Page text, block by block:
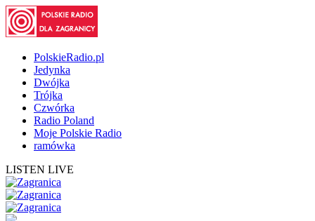
PolskieRadio.pl
Jedynka
Dwójka
Trójka
Czwórka
Radio Poland
Moje Polskie Radio
ramówka
LISTEN LIVE